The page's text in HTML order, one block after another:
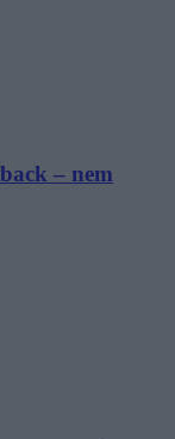
– nem